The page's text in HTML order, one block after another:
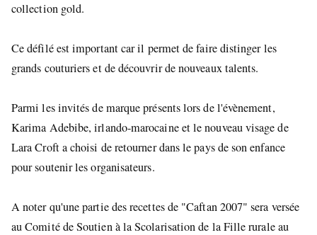
collection gold.
Ce défilé est important car il permet de faire distinger les
grands couturiers et de découvrir de nouveaux talents.
Parmi les invités de marque présents lors de l'évènement,
Karima Adebibe, irlando-marocaine et le nouveau visage de
Lara Croft a choisi de retourner dans le pays de son enfance
pour soutenir les organisateurs.
A noter qu'une partie des recettes de "Caftan 2007" sera versée
au Comité de Soutien à la Scolarisation de la Fille rurale au